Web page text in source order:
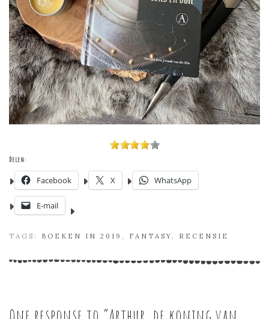
Delen:
Facebook X WhatsApp
E-mail
TAGS: BOEKEN IN 2019 FANTASY RECENSIE